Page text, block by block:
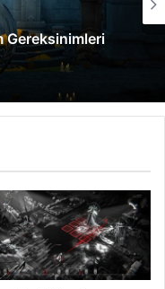
Gereksinimleri